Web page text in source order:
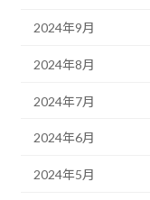
2024年9月
2024年8月
2024年7月
2024年6月
2024年5月